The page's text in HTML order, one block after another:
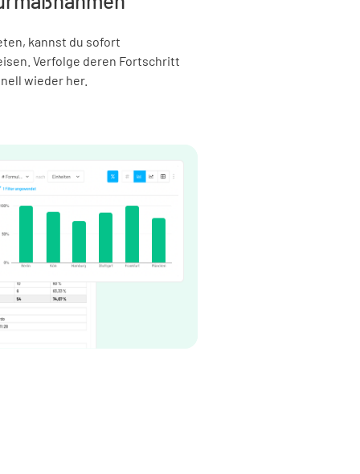
kannst du sofort
Verfolge deren Fortschritt
wieder her.